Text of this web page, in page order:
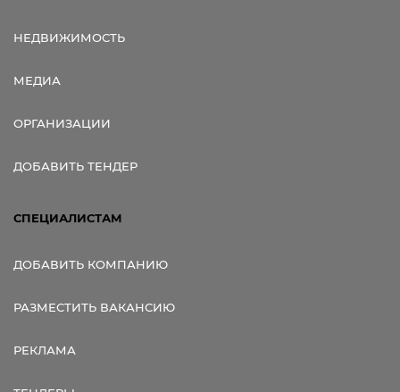
НЕДВИЖИМОСТЬ
МЕДИА
ОРГАНИЗАЦИИ
ДОБАВИТЬ ТЕНДЕР
СПЕЦИАЛИСТАМ
ДОБАВИТЬ КОМПАНИЮ
РАЗМЕСТИТЬ ВАКАНСИЮ
РЕКЛАМА